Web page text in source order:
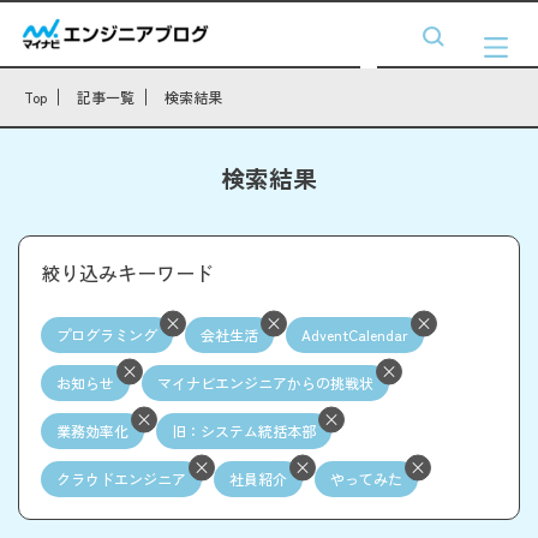
Top 記事一覧 検索結果
検索結果
絞り込みキーワード
プログラミング 会社生活 AdventCalendar
お知らせ マイナビエンジニアからの挑戦状
業務効率化 旧：システム統括本部
クラウドエンジニア 社員紹介 やってみた